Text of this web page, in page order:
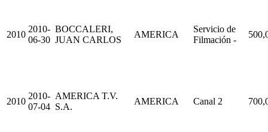
2010
2010-
06-30
BOCCALERI,
JUAN CARLOS
AMERICA
Servicio de
Filmación -
2010
2010-
07-04
AMERICA T.V.
S.A.
AMERICA Canal 2